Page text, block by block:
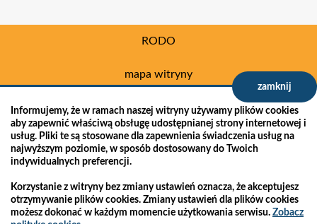
Informujemy, że w ramach naszej witryny używamy plików cookies
aby zapewnić właściwą obsługę udostępnianej strony internetowej i
usług. Pliki te są stosowane dla zapewnienia świadczenia usług na
najwyższym poziomie, w sposób dostosowany do Twoich
indywidualnych preferencji.
Korzystanie z witryny bez zmiany ustawień oznacza, że akceptujesz
otrzymywanie plików cookies. Zmiany ustawień dla plików cookies
możesz dokonać w każdym momencie użytkowania serwisu. Zobacz
zamknij
RODO
mapa witryny
polityka prywatności
deklaracja dostępności